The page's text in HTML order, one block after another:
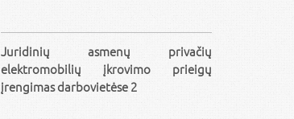
Juridinių asmenų privačių
elektromobilių įkrovimo prieigų
įrengimas darbovietėse 2